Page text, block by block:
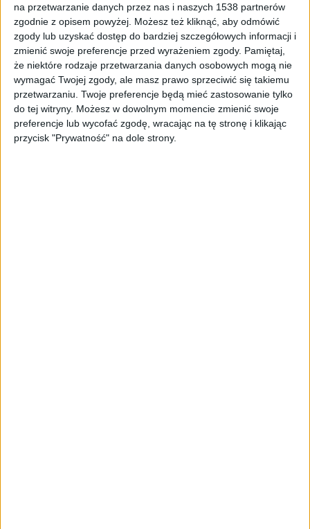
na przetwarzanie danych przez nas i naszych 1538 partnerów
zgodnie z opisem powyżej. Możesz też kliknąć, aby odmówić
zgody lub uzyskać dostęp do bardziej szczegółowych informacji i
zmienić swoje preferencje przed wyrażeniem zgody. Pamiętaj,
że niektóre rodzaje przetwarzania danych osobowych mogą nie
wymagać Twojej zgody, ale masz prawo sprzeciwić się takiemu
przetwarzaniu. Twoje preferencje będą mieć zastosowanie tylko
do tej witryny. Możesz w dowolnym momencie zmienić swoje
preferencje lub wycofać zgodę, wracając na tę stronę i klikając
przycisk "Prywatność" na dole strony.
Większość zawodowych kierowców otrzymała
wynagrodzenie dopiero w połowie marca, a
porównując "paski z kadr" wydaje się, że nie
wszystko się zgadza. Niektóre sprawy budzą
niekiedy wątpliwości, a nawet zdecydowany sprzeciw.
Jak zatem czytać nowe przepisy i czy pracodawca nie
popełnił błędu przy naliczaniu pensji?